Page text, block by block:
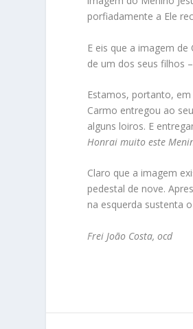
porfiadamente a Ele
E eis que a imagem
de um dos seus filhos
Estamos, portanto,
Carmo entregou ao
alguns loiros. E
Honrai muito este
Claro que a imagem
pedestal de nove.
na esquerda sustenta
Frei João Costa, ocd